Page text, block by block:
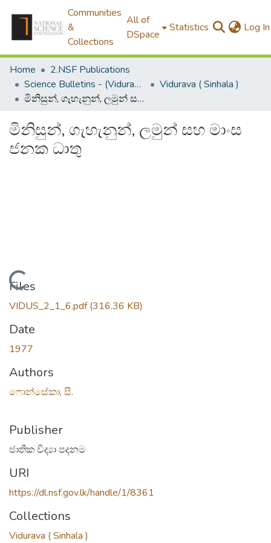
Communities
&
Collections
All of
DSpace
Statistics Log In
Home
2.NSF Publications
Science Bulletins - (Vidurava)
Vidurava ( Sinhala )
මිනිසුන්, ගැහැනුන්, ලමුන් සහ මාංස ජනක ධාතු
මිනිසුන්, ගැහැනුන්, ලමුන් සහ මාංස
ජනක ධාතු
Loading...
Files
VIDUS_2_1_6.pdf(316.36 KB)
Date
1977
Authors
ෆොන්සේකා, සී.
Publisher
ජාතික විද්‍යා පදනම
URI
https://dl.nsf.gov.lk/handle/1/8361
Collections
Vidurava ( Sinhala )